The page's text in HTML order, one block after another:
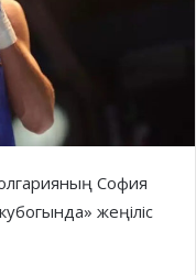
София
жеңіліс